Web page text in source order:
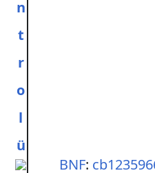
n
t
r
o
l
ü
BNF: